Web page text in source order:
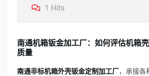
1 Hits
南通机箱钣金加工厂：如何评估机箱
质量
南通非标机箱外壳钣金定制加工厂，承接各